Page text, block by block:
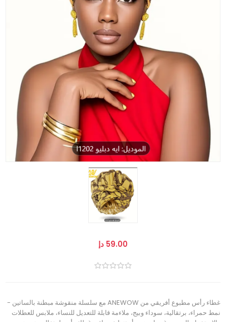
59.00 دإ
غطاء رأس مطبوع أفريقي من ANEWOW مع سلسلة منقوشة مبطنة بالساتين -
نمط حمراء، برتقالية، سوداء وبيج، ملاءمة قابلة للتعديل للنساء، ملابس للعطلات